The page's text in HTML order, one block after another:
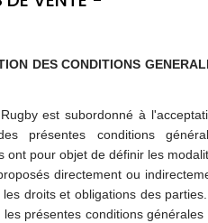
DES CONDITIONS
est subordonné à
présentes conditions
ont pour objet de définir les
directement ou
droits et obligations des
présentes conditions générales